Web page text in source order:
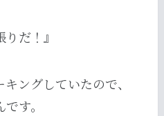
だ！』
ングしていたので、
す。